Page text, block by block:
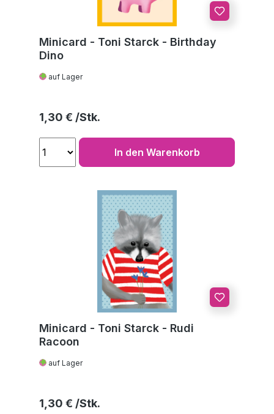
Minicard - Toni Starck - Birthday
Dino
auf Lager
Regulärer Preis:
1,30 €
In den Warenkorb
Minicard - Toni Starck - Rudi
Racoon
auf Lager
Regulärer Preis:
1,30 €